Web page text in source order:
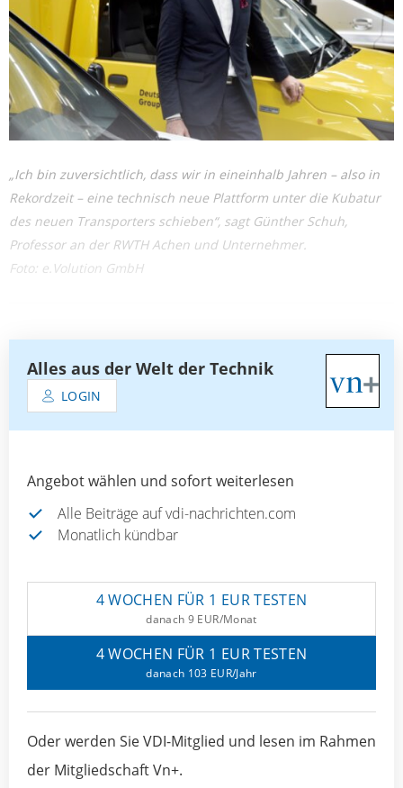
„Ich bin zuversichtlich, dass wir in eineinhalb Jahren – also in
Rekordzeit – eine technisch neue Plattform unter die Kubatur
des neuen Transporters schieben“, sagt Günther Schuh,
Professor an der RWTH Achen und Unternehmer.
Foto: e.Volution GmbH
Alles aus der Welt der Technik
LOGIN
Angebot wählen und sofort weiterlesen
Alle Beiträge auf vdi-nachrichten.com
Monatlich kündbar
4 WOCHEN FÜR 1 EUR TESTEN
danach 9 EUR/Monat
4 WOCHEN FÜR 1 EUR TESTEN
danach 103 EUR/Jahr
Oder werden Sie VDI-Mitglied und lesen im Rahmen
der Mitgliedschaft Vn+.